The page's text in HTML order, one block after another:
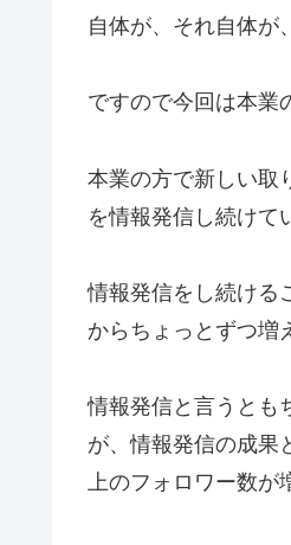
自体が、それ自体が
ですので今回は本業
本業の方で新しい取
を情報発信し続けて
情報発信をし続ける
からちょっとずつ増
情報発信と言うとも
が、情報発信の成果
上のフォロワー数が